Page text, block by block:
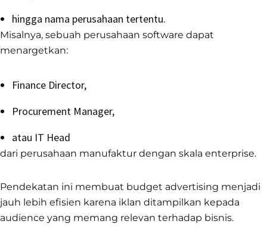
hingga nama perusahaan tertentu.
Misalnya, sebuah perusahaan software dapat
menargetkan:
Finance Director,
Procurement Manager,
atau IT Head
dari perusahaan manufaktur dengan skala enterprise.
Pendekatan ini membuat budget advertising menjadi
jauh lebih efisien karena iklan ditampilkan kepada
audience yang memang relevan terhadap bisnis.